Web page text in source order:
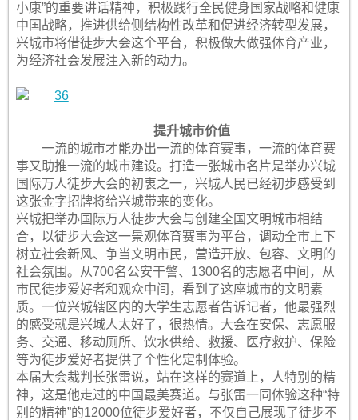
小康”的重要讲话精神，积极践行全民健身国家战略和健康
中国战略，推进供给侧结构性改革和促进经济转型发展，
兴城市将借徒步大会这个平台，积极做大做强体育产业，
为经济社会发展注入新的动力。
提升城市价值
一流的城市才能办出一流的体育赛事，一流的体育赛
事又助推一流的城市建设。打造一张城市名片是举办兴城
国际万人徒步大会的初衷之一，兴城人民已经初步感受到
这张金字招牌将给兴城带来的变化。
兴城把举办国际万人徒步大会与创建全国文明城市相结
合，以徒步大会这一景观体育赛事为平台，调动全市上下
树立社会新风、争当文明市民，营造开放、包容、文明的
社会氛围。从700名公安干警、1300名的志愿者中间，从
市民徒步爱好者和观众中间，看到了这座城市的文明素
质。一位兴城辖区内的大学生志愿者告诉记者，他最强烈
的感受就是兴城人太好了，很热情。大会在安保、志愿服
务、交通、移动厕所、饮水供给、救援、医疗救护、保险
等为徒步爱好者提供了个性化定制体验。
本届大会裁判长张雷说，站在这样的赛道上，人特别的精
神，这是他走过的中国最美赛道。与张雷一同体验这种“特
别的精神”的12000位徒步爱好者，不仅自己展现了徒步不